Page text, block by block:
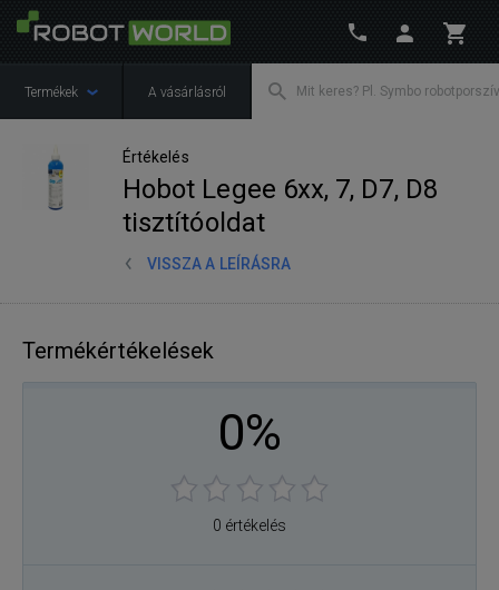
Termékek A vásárlásról
Értékelés
Hobot Legee 6xx, 7, D7, D8
tisztítóoldat
VISSZA A LEÍRÁSRA
Termékértékelések
0%
0 értékelés